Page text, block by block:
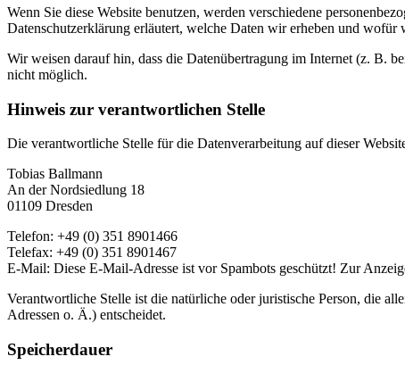
Wenn Sie diese Website benutzen, werden verschiedene
Datenschutzerklärung erläutert, welche Daten wir erheben und
Wir weisen darauf hin, dass die Datenübertragung im Internet (z. B.
nicht möglich.
Hinweis zur verantwortlichen Stelle
Die verantwortliche Stelle für die Datenverarbeitung auf dieser
Tobias Ballmann
An der Nordsiedlung 18
01109 Dresden
Telefon: +49 (0) 351 8901466
Telefax: +49 (0) 351 8901467
E-Mail: Diese E-Mail-Adresse ist vor Spambots geschützt! Zur
Verantwortliche Stelle ist die natürliche oder juristische Person, die
Adressen o. Ä.) entscheidet.
Speicherdauer